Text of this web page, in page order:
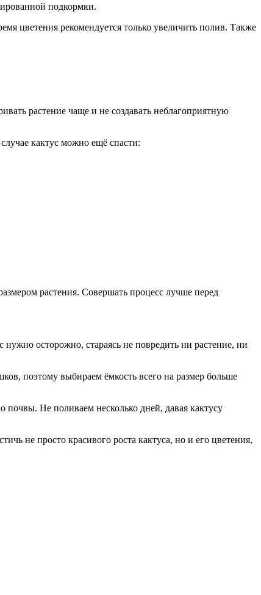
подкормки.
цветения рекомендуется только увеличить полив. Также
растение чаще и не создавать неблагоприятную
кактус можно ещё спасти:
растения. Совершать процесс лучше перед
нужно осторожно, стараясь не повредить ни растение, ни
поэтому выбираем ёмкость всего на размер больше
Не поливаем несколько дней, давая кактусу
не просто красивого роста кактуса, но и его цветения,